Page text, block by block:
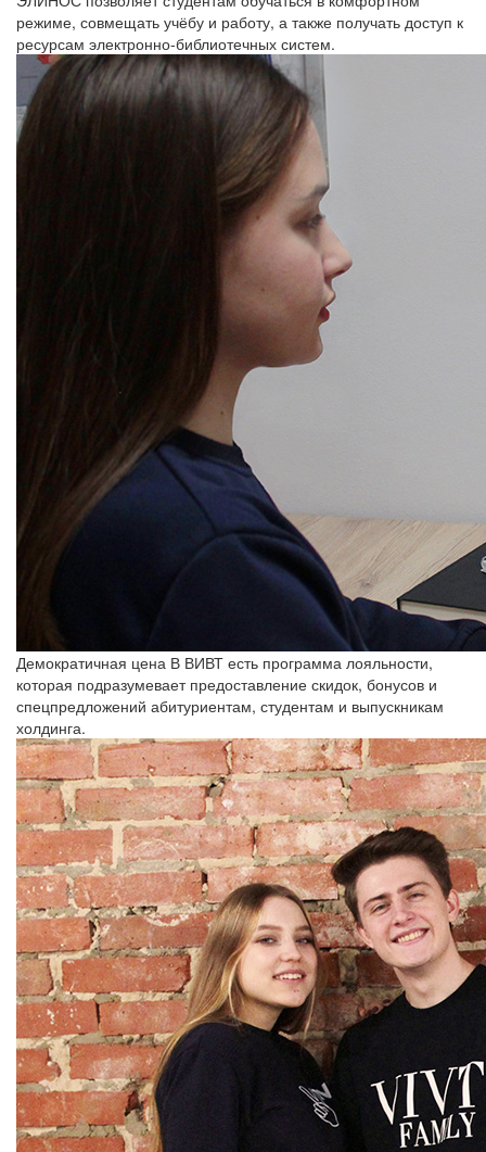
режиме, совмещать учёбу и работу, а также получать доступ к
ресурсам электронно-библиотечных систем.
Демократичная цена В ВИВТ есть программа лояльности,
которая подразумевает предоставление скидок, бонусов и
спецпредложений абитуриентам, студентам и выпускникам
холдинга.